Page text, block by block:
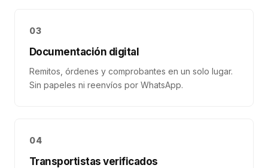
03
Documentación digital
Remitos, órdenes y comprobantes en un solo lugar.
Sin papeles ni reenvíos por WhatsApp.
04
Transportistas verificados